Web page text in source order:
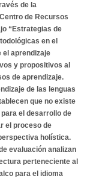
de la
de Recursos
“Estrategias de
en el
el aprendizaje
y propositivos al
de aprendizaje.
de las lenguas
que no existe
el desarrollo de
el proceso de
holística.
evaluación analizan
perteneciente al
para el idioma